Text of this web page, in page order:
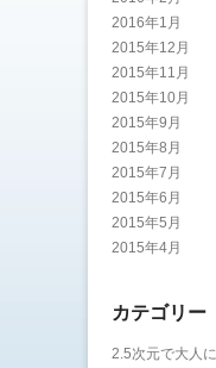
2016年1月
2015年12月
2015年11月
2015年10月
2015年9月
2015年8月
2015年7月
2015年6月
2015年5月
2015年4月
カテゴリー
2.5次元で大人